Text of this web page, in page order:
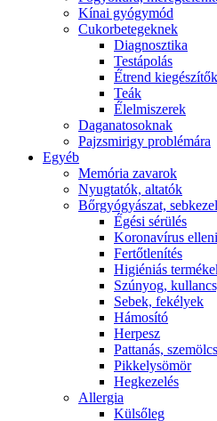
Kínai gyógymód
Cukorbetegeknek
Diagnosztika
Testápolás
É́trend kiegészítők
Teák
É́lelmiszerek
Daganatosoknak
Pajzsmirigy problémára
Egyéb
Memória zavarok
Nyugtatók, altatók
Bőrgyógyászat,
É́gési sérülés
Koronavírus
Fertőtlenítés
Higiéniás
Szúnyog,
Sebek, fekélyek
Hámosító
Herpesz
Pattanás,
Pikkelysömör
Hegkezelés
Allergia
Külsőleg